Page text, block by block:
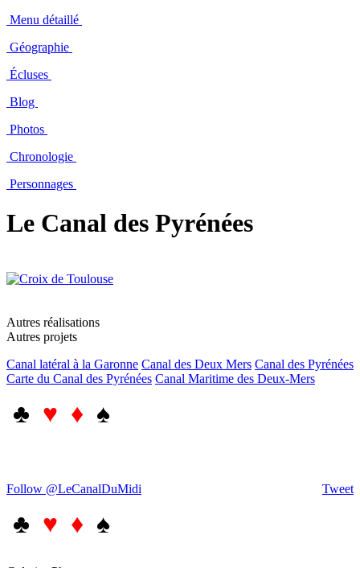
Menu détaillé
Géographie
Écluses
Blog
Photos
Chronologie
Personnages
Le Canal des Pyrénées
Autres réalisations
Autres projets
Canal latéral à la Garonne Canal des Deux Mers Canal des Pyrénées
Carte du Canal des Pyrénées Canal Maritime des Deux-Mers
♣ ♥ ♦ ♠
Tweet
Follow @LeCanalDuMidi
♣ ♥ ♦ ♠